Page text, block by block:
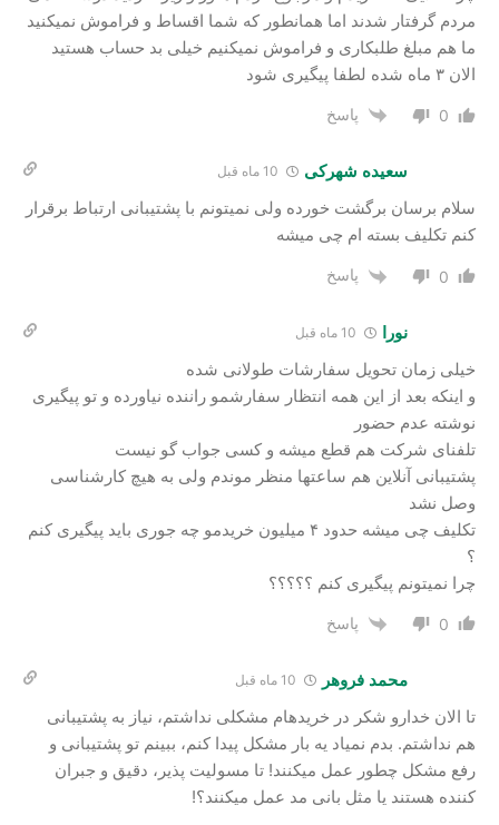
مردم گرفتار شدند اما همانطور که شما اقساط و فراموش نمیکنید
ما هم مبلغ طلبکاری و فراموش نمیکنیم خیلی بد حساب هستید
الان ۳ ماه شده لطفا پیگیری شود
0 پاسخ
سعیده شهرکی
سلام برسان برگشت خورده ولی نمیتونم با پشتیبانی ارتباط برقرار
کنم تکلیف بسته ام چی میشه
0 پاسخ
نورا
خیلی زمان تحویل سفارشات طولانی شده
و اینکه بعد از این همه انتظار سفارشمو راننده نیاورده و تو پیگیری
نوشته عدم حضور
تلفنای شرکت هم قطع میشه و کسی جواب گو نیست
پشتیبانی آنلاین هم ساعتها منظر موندم ولی به هیچ کارشناسی
وصل نشد
تکلیف چی میشه حدود ۴ میلیون خریدمو چه جوری باید پیگیری کنم
؟
چرا نمیتونم پیگیری کنم ؟؟؟؟؟
0 پاسخ
محمد فروهر
تا الان خدارو شکر در خریدهام مشکلی نداشتم، نیاز به پشتیبانی
هم نداشتم. بدم نمیاد یه بار مشکل پیدا کنم، ببینم تو پشتیبانی و
رفع مشکل چطور عمل میکنند! تا مسولیت پذیر، دقیق و جبران
کننده هستند یا مثل بانی مد عمل میکنند؟!